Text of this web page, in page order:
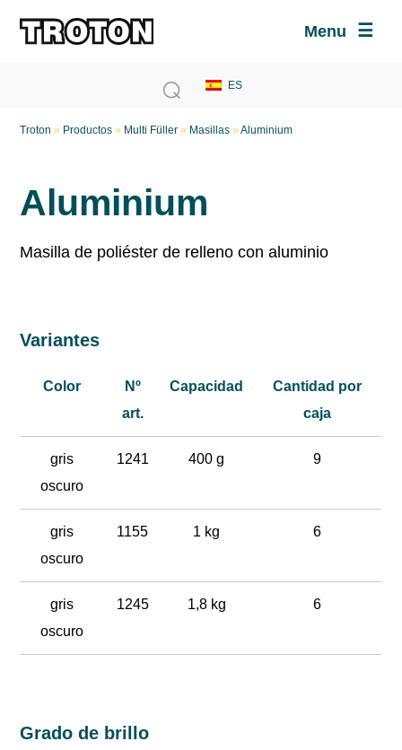
Menu
Troton » Productos » Multi Füller » Masillas »Aluminium
Aluminium
Masilla de poliéster de relleno con aluminio
Variantes
Color
Nº
art.
Capacidad
Cantidad por
caja
gris
oscuro
1241 400 g 9
gris
oscuro
1155 1 kg 6
gris
oscuro
1245 1,8 kg 6
Grado de brillo